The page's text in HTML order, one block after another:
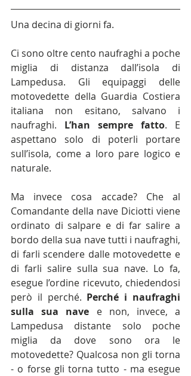
Una decina di giorni fa.
Ci sono oltre cento naufraghi a poche
miglia di distanza dall’isola di
Lampedusa. Gli equipaggi delle
motovedette della Guardia Costiera
italiana non esitano, salvano i
naufraghi. L’han sempre fatto. E
aspettano solo di poterli portare
sull’isola, come a loro pare logico e
naturale.
Ma invece cosa accade? Che al
Comandante della nave Diciotti viene
ordinato di salpare e di far salire a
bordo della sua nave tutti i naufraghi,
di farli scendere dalle motovedette e
di farli salire sulla sua nave. Lo fa,
esegue l’ordine ricevuto, chiedendosi
però il perché. Perché i naufraghi
sulla sua nave e non, invece, a
Lampedusa distante solo poche
miglia da dove sono ora le
motovedette? Qualcosa non gli torna
- o forse gli torna tutto - ma esegue